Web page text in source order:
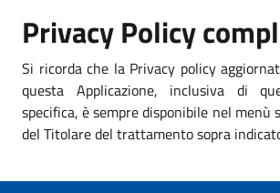
Privacy Policy
Si ricorda che la Privacy policy
questa Applicazione, inclusiva di
specifica, è sempre disponibile nel menù
del Titolare del trattamento sopra